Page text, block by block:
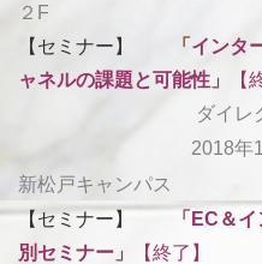
２F
【セミナー】
「 インタ
ャネルの課題と可能性」
【
ダイレクトマー
2018年
新松戸キャンパス
【セミナー】
「 EC＆
別セミナー」
【終了】